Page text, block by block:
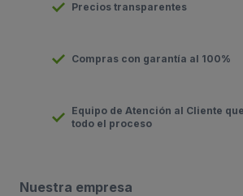
Precios transparentes
Compras con garantía al 100%
Equipo de Atención al Cliente
todo el proceso
Nuestra empresa